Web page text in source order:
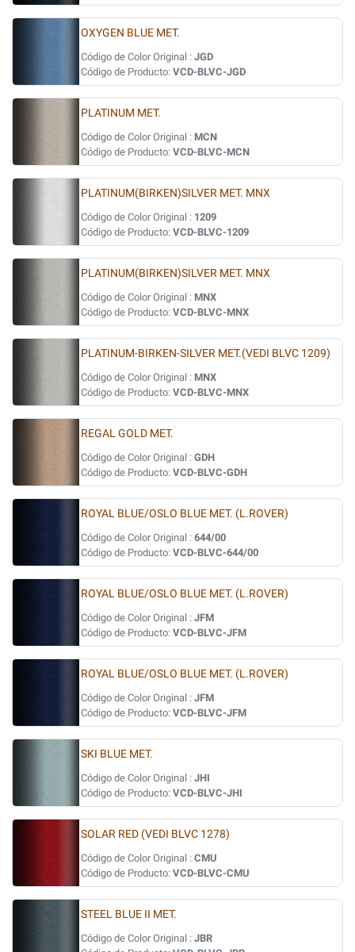
OXYGEN BLUE MET.
Código de Color Original : JGD
Código de Producto: VCD-BLVC-JGD
PLATINUM MET.
Código de Color Original : MCN
Código de Producto: VCD-BLVC-MCN
PLATINUM(BIRKEN)SILVER MET. MNX
Código de Color Original : 1209
Código de Producto: VCD-BLVC-1209
PLATINUM(BIRKEN)SILVER MET. MNX
Código de Color Original : MNX
Código de Producto: VCD-BLVC-MNX
PLATINUM-BIRKEN-SILVER MET.(VEDI BLVC 1209)
Código de Color Original : MNX
Código de Producto: VCD-BLVC-MNX
REGAL GOLD MET.
Código de Color Original : GDH
Código de Producto: VCD-BLVC-GDH
ROYAL BLUE/OSLO BLUE MET. (L.ROVER)
Código de Color Original : 644/00
Código de Producto: VCD-BLVC-644/00
ROYAL BLUE/OSLO BLUE MET. (L.ROVER)
Código de Color Original : JFM
Código de Producto: VCD-BLVC-JFM
ROYAL BLUE/OSLO BLUE MET. (L.ROVER)
Código de Color Original : JFM
Código de Producto: VCD-BLVC-JFM
SKI BLUE MET.
Código de Color Original : JHI
Código de Producto: VCD-BLVC-JHI
SOLAR RED (VEDI BLVC 1278)
Código de Color Original : CMU
Código de Producto: VCD-BLVC-CMU
STEEL BLUE II MET.
Código de Color Original : JBR